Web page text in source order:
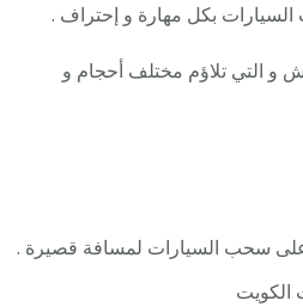
بكل مهارة و إحتراف .
و التي تلاؤم مختلف أحجام و